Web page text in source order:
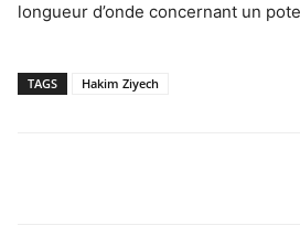
longueur d’onde concernant un
TAGS Hakim Ziyech